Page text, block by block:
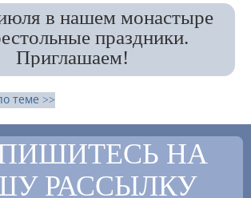
в нашем монастыре
праздники.
Приглашаем!
теме >>
НА
РАССЫЛКУ